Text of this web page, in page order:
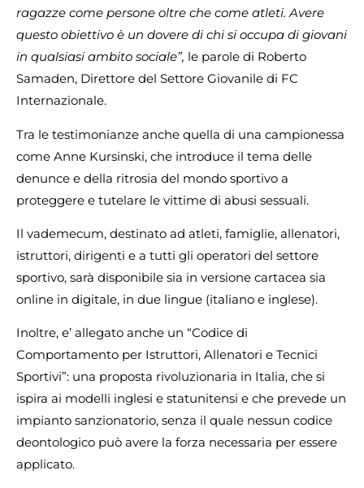
ragazze come persone oltre che come atleti. Avere
questo obiettivo è un dovere di chi si occupa di giovani
in qualsiasi ambito sociale”, le parole di Roberto
Samaden, Direttore del Settore Giovanile di FC
Internazionale.
Tra le testimonianze anche quella di una campionessa
come Anne Kursinski, che introduce il tema delle
denunce e della ritrosia del mondo sportivo a
proteggere e tutelare le vittime di abusi sessuali.
Il vademecum, destinato ad atleti, famiglie, allenatori,
istruttori, dirigenti e a tutti gli operatori del settore
sportivo, sarà disponibile sia in versione cartacea sia
online in digitale, in due lingue (italiano e inglese).
Inoltre, e’ allegato anche un “Codice di
Comportamento per Istruttori, Allenatori e Tecnici
Sportivi”: una proposta rivoluzionaria in Italia, che si
ispira ai modelli inglesi e statunitensi e che prevede un
impianto sanzionatorio, senza il quale nessun codice
deontologico può avere la forza necessaria per essere
applicato.